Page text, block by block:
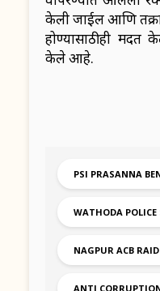
केली जाईल आणि
होण्यासाठीही मदत
केले आहे.
PSI PRASANNA
WATHODA POLICE
NAGPUR ACB RAID
ANTI